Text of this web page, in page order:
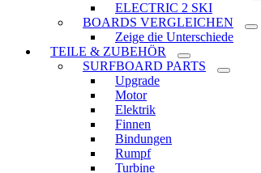
ELECTRIC 2 SKI
BOARDS VERGLEICHEN
Zeige die Unterschiede
TEILE & ZUBEHÖR
SURFBOARD PARTS
Upgrade
Motor
Elektrik
Finnen
Bindungen
Rumpf
Turbine